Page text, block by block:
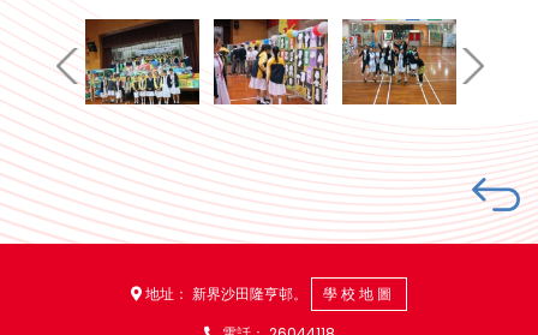
地址： 新界沙田隆亨邨。
學校地圖